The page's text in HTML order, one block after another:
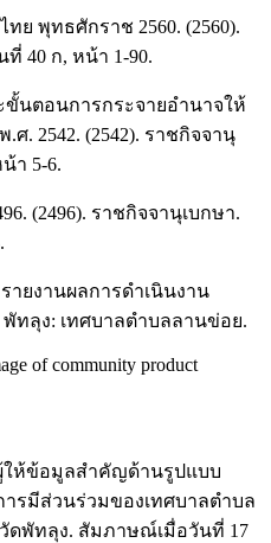
พุทธศักราช 2560. (2560).
ที่ 40 ก, หน้า 1-90.
นตอนการกระจายอำนาจให้
. 2542. (2542). ราชกิจจานุ
า 5-6.
(2496). ราชกิจจานุเบกษา.
ายงานผลการดำเนินงาน
ทลุง: เทศบาลตำบลลานข่อย.
of community product
ให้ข้อมูลสำคัญด้านรูปแบบ
รมีส่วนร่วมของเทศบาลตำบล
ดพัทลุง. สัมภาษณ์เมื่อวันที่ 17